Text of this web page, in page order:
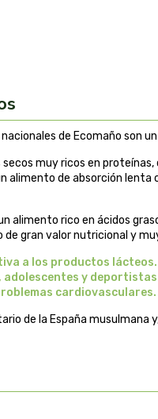
de Ecomaño son
muy ricos en
alimento de absorción lenta
alimento rico en ácidos
gran valor nutricional y
a los productos
y
cardiovasculares.
de la España musulmana